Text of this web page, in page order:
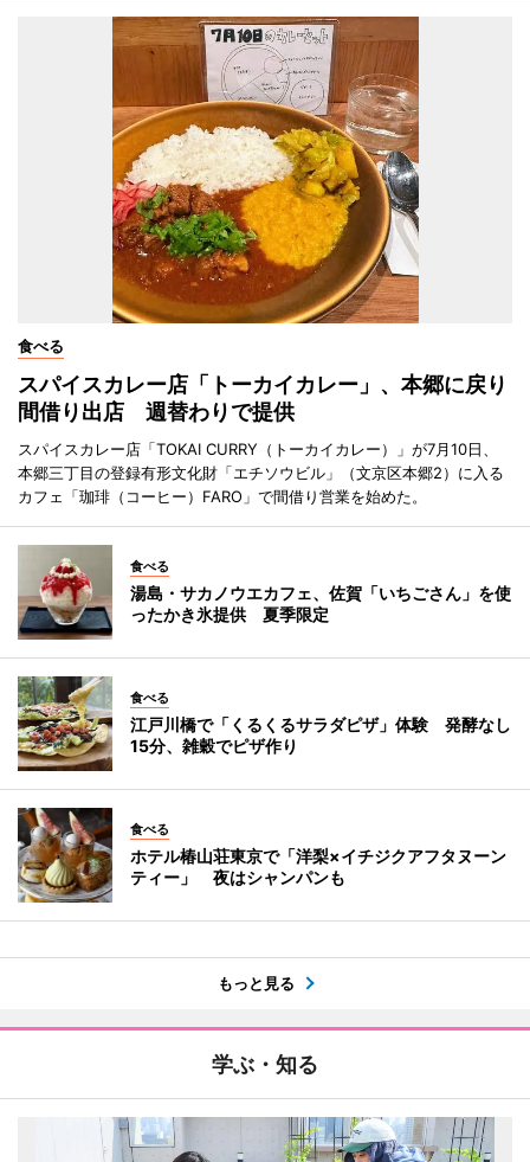
食べる
スパイスカレー店「トーカイカレー」、本郷に戻り
間借り出店 週替わりで提供
スパイスカレー店「TOKAI CURRY（トーカイカレー）」が7月10日、
本郷三丁目の登録有形文化財「エチソウビル」（文京区本郷2）に入る
カフェ「珈琲（コーヒー）FARO」で間借り営業を始めた。
食べる
湯島・サカノウエカフェ、佐賀「いちごさん」を使
ったかき氷提供 夏季限定
食べる
江戸川橋で「くるくるサラダピザ」体験 発酵なし
15分、雑穀でピザ作り
食べる
ホテル椿山荘東京で「洋梨×イチジクアフタヌーン
ティー」 夜はシャンパンも
もっと見る
学ぶ・知る